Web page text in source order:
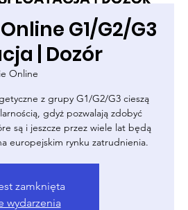
G1/G2/G3
| Dozór
Online
z grupy G1/G2/G3 cieszą
gdyż pozwalają zdobyć
są i jeszcze przez wiele lat będą
europejskim rynku zatrudnienia.
zamknięta
wydarzenia